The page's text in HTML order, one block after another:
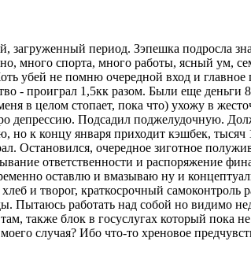
период. Зэпешка подросла
много спорта, много работы, ясный ум,
убей не помню очередной вход и
- проиграл 1,5кк разом. Были еще деньги
в целом стопает, пока что) ухожу в
Подсадил поджелудочную.
но к концу января приходит кэшбек,
Остановился, очередное зиготное
ответственности и распоряжение
оставлю и вмазываю ну и
и творог, краткосрочный самоконтроль
работать над собой но видимо
также блок в госуслугах который пока
случая? Ибо что-то хреновое